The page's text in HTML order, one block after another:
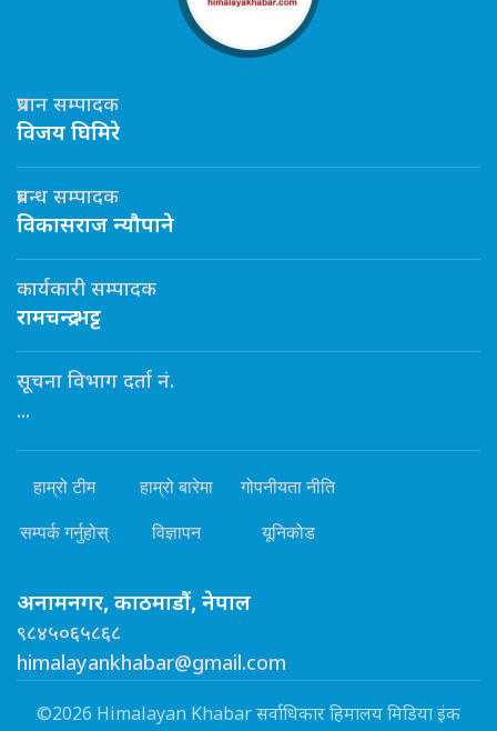
प्रधान सम्पादक
विजय घिमिरे
प्रबन्ध सम्पादक
विकासराज न्यौपाने
कार्यकारी सम्पादक
रामचन्द्र भट्ट
सूचना विभाग दर्ता नं.
...
हाम्रो टीम हाम्रो बारेमा गोपनीयता नीति
सम्पर्क गर्नुहोस् विज्ञापन यूनिकोड
अनामनगर, काठमाडौं, नेपाल
९८४५०६५८६८
himalayankhabar@gmail.com
©2026 Himalayan Khabar सर्वाधिकार हिमालय मिडिया इंक